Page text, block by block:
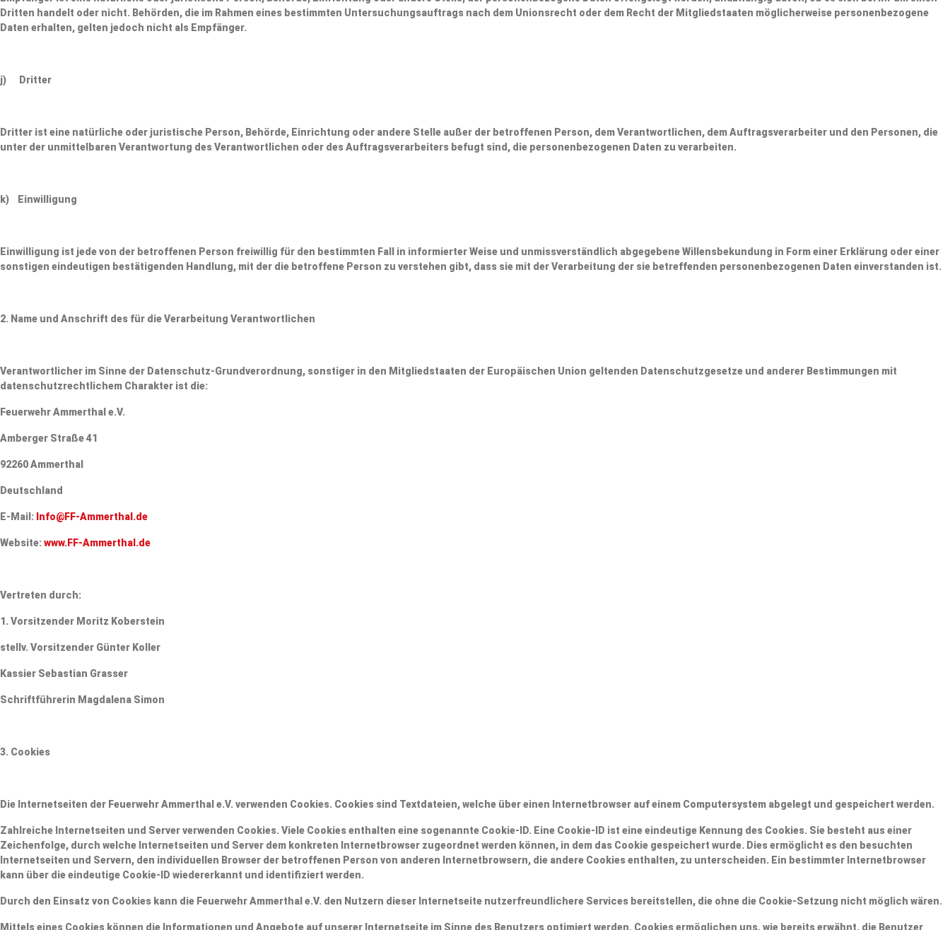
Dritten handelt oder nicht. Behörden, die im Rahmen eines bestimmten Untersuchungsauftrags nach dem Unionsrecht oder dem Recht der Mitgliedstaaten möglicherweise personenbezogene
Daten erhalten, gelten jedoch nicht als Empfänger.
j) Dritter
Dritter ist eine natürliche oder juristische Person, Behörde, Einrichtung oder andere Stelle außer der betroffenen Person, dem Verantwortlichen, dem Auftragsverarbeiter und den Personen, die
unter der unmittelbaren Verantwortung des Verantwortlichen oder des Auftragsverarbeiters befugt sind, die personenbezogenen Daten zu verarbeiten.
k) Einwilligung
Einwilligung ist jede von der betroffenen Person freiwillig für den bestimmten Fall in informierter Weise und unmissverständlich abgegebene Willensbekundung in Form einer Erklärung oder einer
sonstigen eindeutigen bestätigenden Handlung, mit der die betroffene Person zu verstehen gibt, dass sie mit der Verarbeitung der sie betreffenden personenbezogenen Daten einverstanden ist.
2. Name und Anschrift des für die Verarbeitung Verantwortlichen
Verantwortlicher im Sinne der Datenschutz-Grundverordnung, sonstiger in den Mitgliedstaaten der Europäischen Union geltenden Datenschutzgesetze und anderer Bestimmungen mit
datenschutzrechtlichem Charakter ist die:
Feuerwehr Ammerthal e.V.
Amberger Straße 41
92260 Ammerthal
Deutschland
E-Mail: Info@FF-Ammerthal.de
Website: www.FF-Ammerthal.de
Vertreten durch:
1. Vorsitzender Moritz Koberstein
stellv. Vorsitzender Günter Koller
Kassier Sebastian Grasser
Schriftführerin Magdalena Simon
3. Cookies
Die Internetseiten der Feuerwehr Ammerthal e.V. verwenden Cookies. Cookies sind Textdateien, welche über einen Internetbrowser auf einem Computersystem abgelegt und gespeichert werden.
Zahlreiche Internetseiten und Server verwenden Cookies. Viele Cookies enthalten eine sogenannte Cookie-ID. Eine Cookie-ID ist eine eindeutige Kennung des Cookies. Sie besteht aus einer
Zeichenfolge, durch welche Internetseiten und Server dem konkreten Internetbrowser zugeordnet werden können, in dem das Cookie gespeichert wurde. Dies ermöglicht es den besuchten
Internetseiten und Servern, den individuellen Browser der betroffenen Person von anderen Internetbrowsern, die andere Cookies enthalten, zu unterscheiden. Ein bestimmter Internetbrowser
kann über die eindeutige Cookie-ID wiedererkannt und identifiziert werden.
Durch den Einsatz von Cookies kann die Feuerwehr Ammerthal e.V. den Nutzern dieser Internetseite nutzerfreundlichere Services bereitstellen, die ohne die Cookie-Setzung nicht möglich wären.
Mittels eines Cookies können die Informationen und Angebote auf unserer Internetseite im Sinne des Benutzers optimiert werden. Cookies ermöglichen uns, wie bereits erwähnt, die Benutzer